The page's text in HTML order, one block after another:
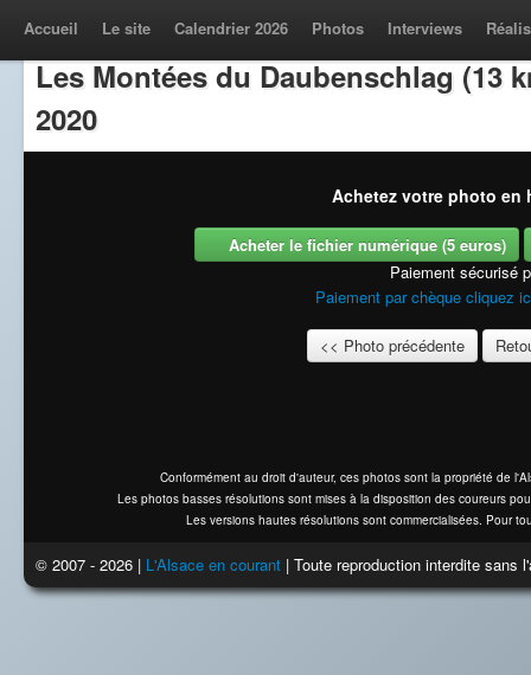
Accueil Le site Calendrier 2026 Photos Interviews
Les Montées du Daubenschlag (13
2020
Achetez votre photo en
Acheter le fichier numérique (5 euros)
Paiement sécurisé
Paiement par chèque cliquez
<< Photo précédente
Conformément au droit d'auteur, ces photos sont la propriété de
Les photos basses résolutions sont mises à la disposition des coureurs
Les versions hautes résolutions sont commercialisées. Pour
© 2007 - 2026 | L'Alsace en courant | Toute reproduction interdite sans